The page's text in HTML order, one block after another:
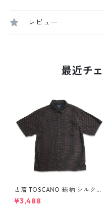
レビュー
最近チ
古着 TOSCANO 総柄 シルク
半袖シャツ ボックスシャツ 表
¥3,488